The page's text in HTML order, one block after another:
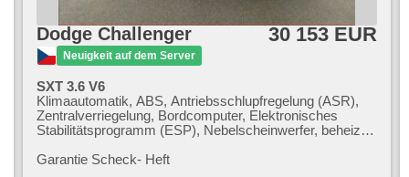
Dodge Challenger
Neuigkeit auf dem Server
30 153 EUR
SXT 3.6 V6
Klimaautomatik, ABS, Antriebsschlupfregelung (ASR),
Zentralverriegelung, Bordcomputer, Elektronisches
Stabilitätsprogramm (ESP), Nebelscheinwerfer, beheizte
Lenkrad, Parkassistent, Servolenkung, El.
Garantie Scheck​- Heft